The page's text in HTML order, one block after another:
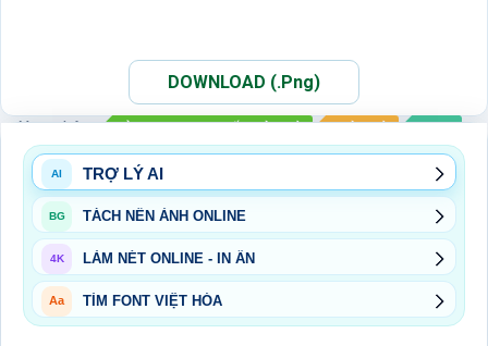
DOWNLOAD (.Png)
Xem thêm: ẢNH PNG HỌA TIẾT MÙA HÈ MÙA HÈ PNG
AI TRỢ LÝ AI
BG TÁCH NỀN ẢNH ONLINE
4K LÀM NÉT ONLINE - IN ẤN
Aa TÌM FONT VIỆT HÓA